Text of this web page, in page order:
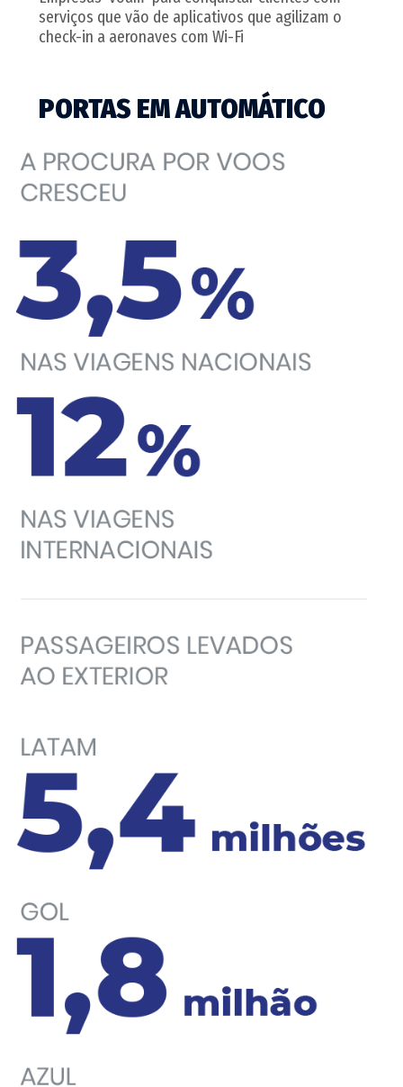
serviços que vão de aplicativos que agilizam o
check-in a aeronaves com Wi-Fi
PORTAS EM AUTOMÁTICO